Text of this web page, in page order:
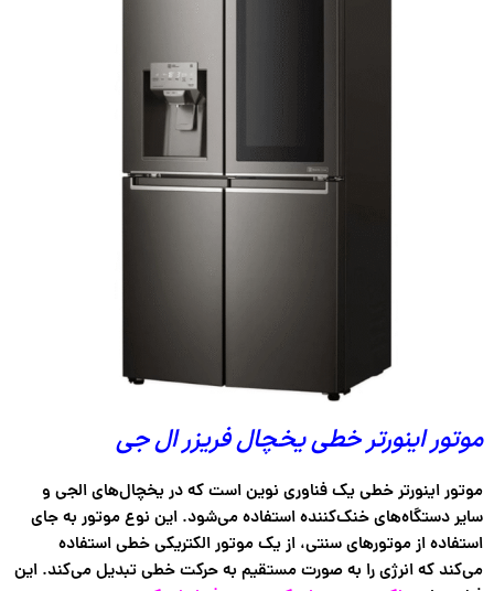
موتور اینورتر خطی یخچال فریزر ال جی
موتور اینورتر خطی یک فناوری نوین است که در یخچال‌های الجی و
سایر دستگاه‌های خنک‌کننده استفاده می‌شود. این نوع موتور به جای
استفاده از موتورهای سنتی، از یک موتور الکتریکی خطی استفاده
می‌کند که انرژی را به صورت مستقیم به حرکت خطی تبدیل می‌کند. این